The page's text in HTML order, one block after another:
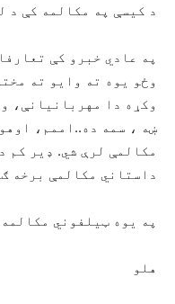
د کیسې په مکالمه کې د
په عادي خبرو کې
وځو یوه ته وایو ته
وکړه دا مهربانیانې،
ښه ، سمه ده..اممم،
مکالمې لرې شي. ډیر کم
داستاني مکالمې برخه
په یوه ټیلفوني
هلو